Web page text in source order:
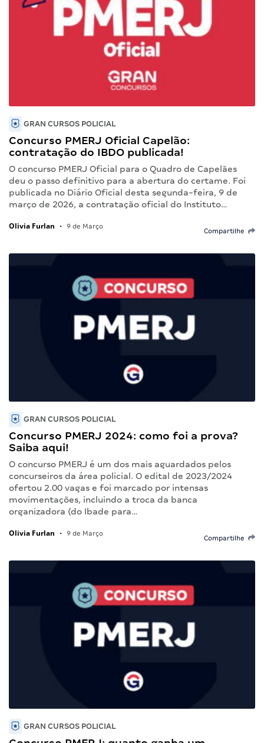
GRAN CURSOS POLICIAL
Concurso PMERJ Oficial Capelão:
contratação do IBDO publicada!
O concurso PMERJ Oficial para o Quadro de Capelães
deu o passo definitivo para a abertura do certame. Foi
publicada no Diário Oficial desta segunda-feira, 9 de
março de 2026, a contratação oficial do Instituto…
Olivia Furlan • 9 de Março
Compartilhe
GRAN CURSOS POLICIAL
Concurso PMERJ 2024: como foi a prova?
Saiba aqui!
O concurso PMERJ é um dos mais aguardados pelos
concurseiros da área policial. O edital de 2023/2024
ofertou 2.00 vagas e foi marcado por intensas
movimentações, incluindo a troca da banca
organizadora (do Ibade para…
Olivia Furlan • 9 de Março
Compartilhe
GRAN CURSOS POLICIAL